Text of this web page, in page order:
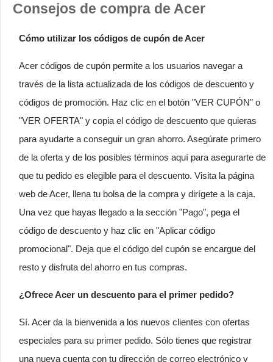
Consejos de compra de Acer
Cómo utilizar los códigos de cupón de Acer
Acer códigos de cupón permite a los usuarios navegar a
través de la lista actualizada de los códigos de descuento y
códigos de promoción. Haz clic en el botón "VER CUPÓN" o
"VER OFERTA" y copia el código de descuento que quieras
para ayudarte a conseguir un gran ahorro. Asegúrate primero
de la oferta y de los posibles términos aquí para asegurarte de
que tu pedido es elegible para el descuento. Visita la página
web de Acer, llena tu bolsa de la compra y dirígete a la caja.
Una vez que hayas llegado a la sección "Pago", pega el
código de descuento y haz clic en "Aplicar código
promocional". Deja que el código del cupón se encargue del
resto y disfruta del ahorro en tus compras.
¿Ofrece Acer un descuento para el primer pedido?
Sí. Acer da la bienvenida a los nuevos clientes con ofertas
especiales para su primer pedido. Sólo tienes que registrar
una nueva cuenta con tu dirección de correo electrónico y